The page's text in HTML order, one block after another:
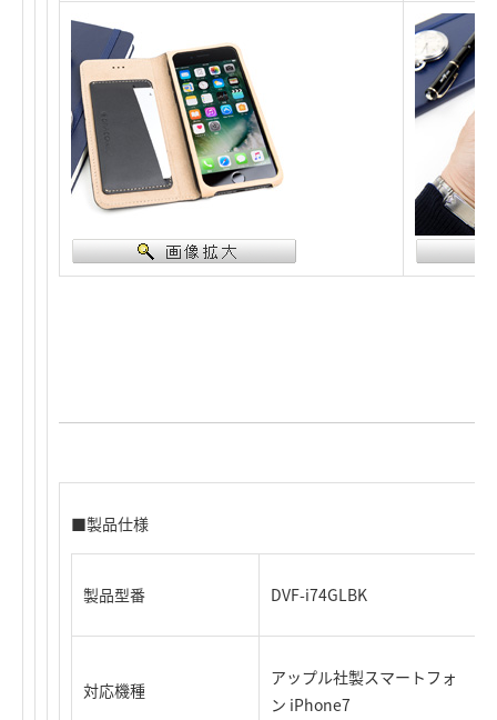
■製品仕様
製品型番 DVF-i74GLBK
対応機種
アップル社製スマートフォ
ン iPhone7